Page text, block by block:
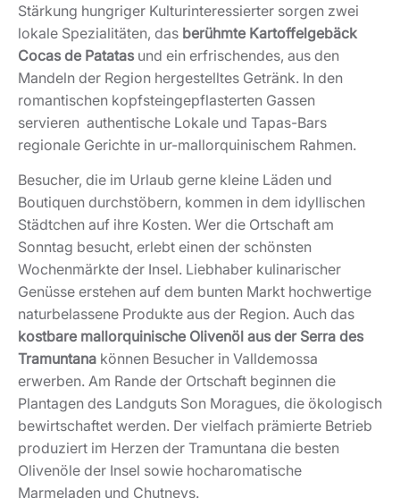
Stärkung hungriger Kulturinteressierter sorgen zwei
lokale Spezialitäten, das berühmte Kartoffelgebäck
Cocas de Patatasund ein erfrischendes, aus den
Mandeln der Region hergestelltes Getränk. In den
romantischen kopfsteingepflasterten Gassen
servieren authentische Lokale und Tapas-Bars
regionale Gerichte in ur-mallorquinischem Rahmen.
Besucher, die im Urlaub gerne kleine Läden und
Boutiquen durchstöbern, kommen in dem idyllischen
Städtchen auf ihre Kosten. Wer die Ortschaft am
Sonntag besucht, erlebt einen der schönsten
Wochenmärkte der Insel. Liebhaber kulinarischer
Genüsse erstehen auf dem bunten Markt hochwertige
naturbelassene Produkte aus der Region. Auch das
kostbare mallorquinische Olivenöl aus der Serra des
Tramuntana können Besucher in Valldemossa
erwerben. Am Rande der Ortschaft beginnen die
Plantagen des Landguts Son Moragues, die ökologisch
bewirtschaftet werden. Der vielfach prämierte Betrieb
produziert im Herzen der Tramuntana die besten
Olivenöle der Insel sowie hocharomatische
Marmeladen und Chutneys.